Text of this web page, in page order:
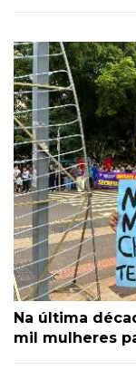
Na última
mil mulheres